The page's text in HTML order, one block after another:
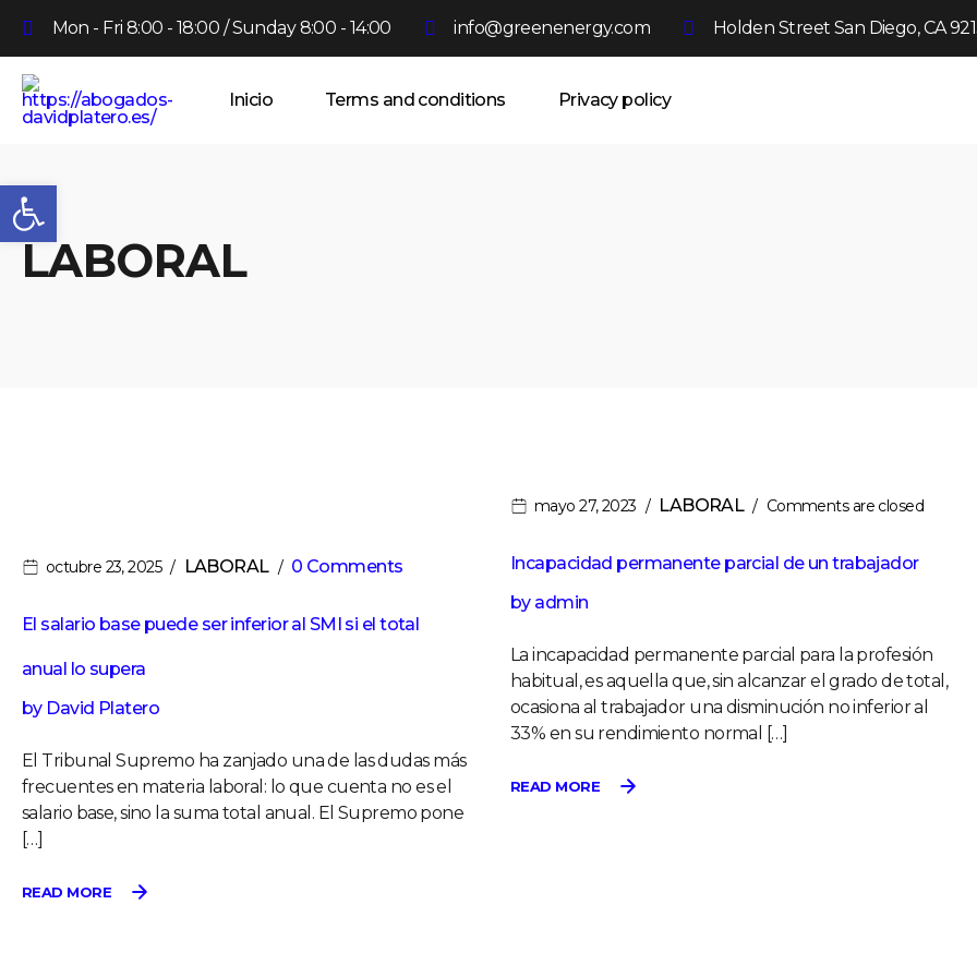
Abrir barra de herramientas
Mon - Fri 8:00 - 18:00 / Sunday 8:00 - 14:00 info@greenenergy.com Holden Street San Diego, CA
Inicio Terms and conditions Privacy policy
LABORAL
octubre 23, 2025 LABORAL 0 Comments
El salario base puede ser inferior al SMI si el total
anual lo supera
by David Platero
El Tribunal Supremo ha zanjado una de las dudas más
frecuentes en materia laboral: lo que cuenta no es el
salario base, sino la suma total anual. El Supremo pone
[…]
READ MORE
mayo 27, 2023 LABORAL Comments are closed
Incapacidad permanente parcial de un trabajador
by admin
La incapacidad permanente parcial para la profesión
habitual, es aquella que, sin alcanzar el grado de total,
ocasiona al trabajador una disminución no inferior al
33% en su rendimiento normal […]
READ MORE